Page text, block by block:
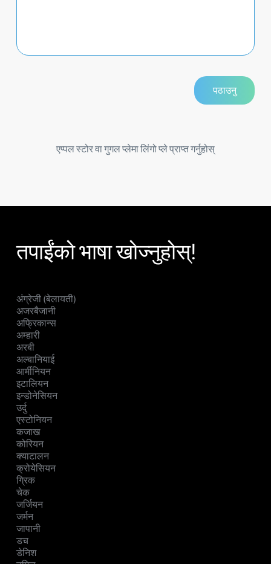
एप्पल स्टोर वा गुगल प्लेमा लिंगो प्ले प्राप्त गर्नुहोस्
तपाईंको भाषा खोज्नुहोस्!
अंग्रेजी (बेलायती)
अजरबैजानी
अफ्रिकान्स
अम्हारी
अरबी
अल्बानियाई
आर्मीनियन
इटालियन
इन्डोनेसियन
उर्दु
एस्टोनियन
कजाख
कोरियन
क्याटालन
क्रोयेसियन
ग्रिक
चेक
जर्जियन
जर्मन
जापानी
डच
डेनिश